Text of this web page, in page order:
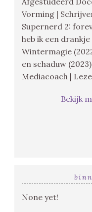
Vorming |
Supernerd 2:
heb ik een
Wintermagie
en schaduw
Mediacoach |
Bekijk
None yet!